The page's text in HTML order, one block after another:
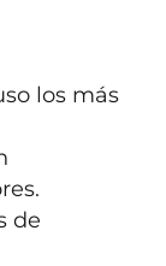
los más
de